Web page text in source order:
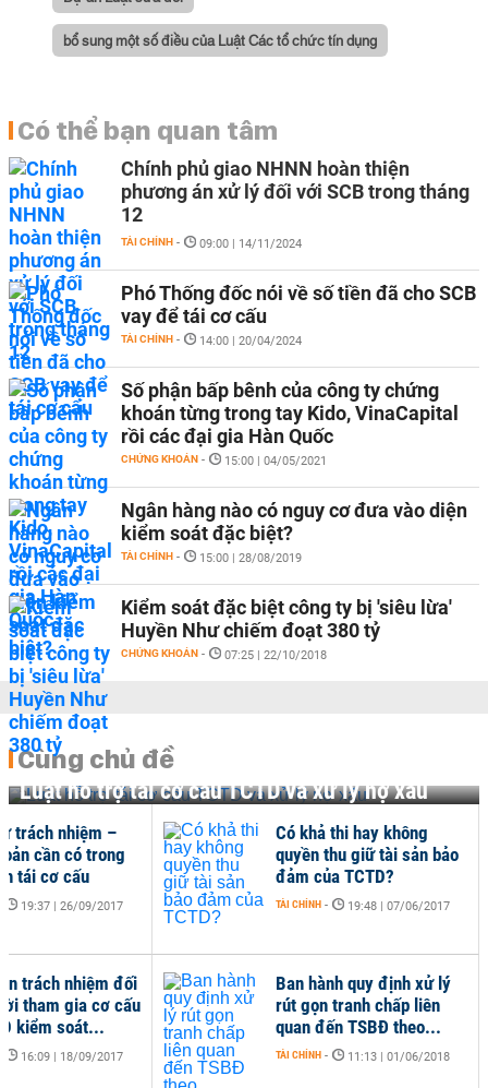
bổ sung một số điều của Luật Các tổ chức tín dụng
Có thể bạn quan tâm
Chính phủ giao NHNN hoàn thiện
phương án xử lý đối với SCB trong tháng
12
TÀI CHÍNH - 09:00 | 14/11/2024
Phó Thống đốc nói về số tiền đã cho SCB
vay để tái cơ cấu
TÀI CHÍNH - 14:00 | 20/04/2024
Số phận bấp bênh của công ty chứng
khoán từng trong tay Kido, VinaCapital
rồi các đại gia Hàn Quốc
CHỨNG KHOÁN - 15:00 | 04/05/2021
Ngân hàng nào có nguy cơ đưa vào diện
kiểm soát đặc biệt?
TÀI CHÍNH - 15:00 | 28/08/2019
Kiểm soát đặc biệt công ty bị 'siêu lừa'
Huyền Như chiếm đoạt 380 tỷ
CHỨNG KHOÁN - 07:25 | 22/10/2018
Cùng chủ đề
Luật hỗ trợ tái cơ cấu TCTD và xử lý nợ xấu
Ban hành quy định xử lý
rút gọn tranh chấp liên
quan đến TSBĐ theo...
TÀI CHÍNH - 11:13 | 01/06/2018
trách nhiệm –
cần có trong
tái cơ cấu
19:37 | 26/09/2017
trách nhiệm đối
tham gia cơ cấu
kiểm soát...
16:09 | 18/09/2017
Có khả thi hay không
quyền thu giữ tài sản bảo
đảm của TCTD?
TÀI CHÍNH - 19:48 | 07/06/2017